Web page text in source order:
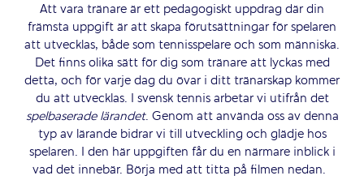
Att vara tränare är ett pedagogiskt uppdrag där din
främsta uppgift är att skapa förutsättningar för spelaren
att utvecklas, både som tennisspelare och som människa.
Det finns olika sätt för dig som tränare att lyckas med
detta, och för varje dag du övar i ditt tränarskap kommer
du att utvecklas. I svensk tennis arbetar vi utifrån det
spelbaserade lärandet. Genom att använda oss av denna
typ av lärande bidrar vi till utveckling och glädje hos
spelaren. I den här uppgiften får du en närmare inblick i
vad det innebär. Börja med att titta på filmen nedan.